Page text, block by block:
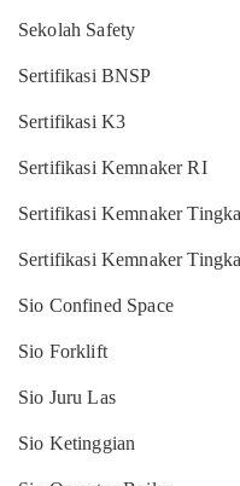
Sekolah Safety
Sertifikasi BNSP
Sertifikasi K3
Sertifikasi Kemnaker RI
Sertifikasi Kemnaker
Sertifikasi Kemnaker
Sio Confined Space
Sio Forklift
Sio Juru Las
Sio Ketinggian